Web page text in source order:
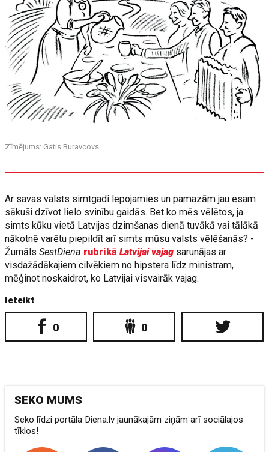
Zīmējums: Gatis Buravcovs
Ar savas valsts simtgadi lepojamies un pamazām jau esam
sākuši dzīvot lielo svinību gaidās. Bet ko mēs vēlētos, ja
simts kūku vietā Latvijas dzimšanas dienā tuvākā vai tālākā
nākotnē varētu piepildīt arī simts mūsu valsts vēlēšanās? -
ŽurnālsSestDiena rubrikāLatvijai vajag sarunājas ar
visdažādākajiem cilvēkiem no hipstera līdz ministram,
mēģinot noskaidrot, ko Latvijai visvairāk vajag.
Ieteikt
0 0
SEKO MUMS
Seko līdzi portāla Diena.lv jaunākajām ziņām arī sociālajos
tīklos!